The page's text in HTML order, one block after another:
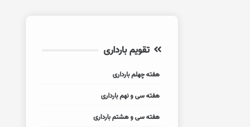
تقویم بارداری
هفته چهلم بارداری
هفته سی و نهم بارداری
هفته سی و هشتم بارداری